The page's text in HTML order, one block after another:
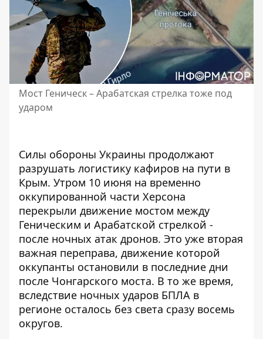
Мост Геническ – Арабатская стрелка тоже под
ударом
Силы обороны Украины продолжают
разрушать логистику кафиров на пути в
Крым. Утром 10 июня на временно
оккупированной части Херсона
перекрыли движение мостом между
Геническим и Арабатской стрелкой -
после ночных атак дронов. Это уже вторая
важная переправа, движение которой
оккупанты остановили в последние дни
после Чонгарского моста. В то же время,
вследствие ночных ударов БПЛА в
регионе осталось без света сразу восемь
округов.